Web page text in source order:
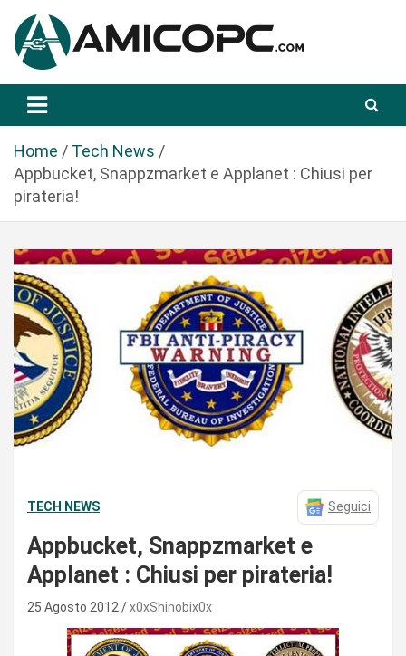
a
Amicopc.com
Home
Tech News
Appbucket, Snappzmarket e Applanet : Chiusi per
pirateria!
TECH NEWS Seguici
Appbucket, Snappzmarket e
Applanet : Chiusi per pirateria!
25 Agosto 2012 x0xShinobix0x